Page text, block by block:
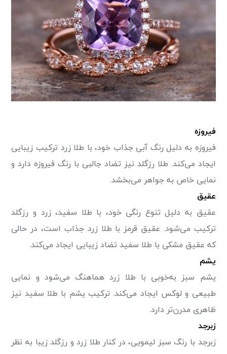
فیروزه
فیروزه به دلیل رنگ آبی جذاب خود، با طلا زرد ترکیب زیبایی
ایجاد می‌کند. طلا رزگلد نیز تضاد جالبی با رنگ فیروزه دارد و
نمایی خاص به جواهر می‌بخشد.
عقیق
عقیق به دلیل تنوع رنگی خود، با طلا سفید، زرد و رزگلد
ترکیب می‌شود. عقیق قرمز با طلا زرد جذاب است، در حالی
که عقیق مشکی با طلا سفید تضاد زیبایی ایجاد می‌کند.
یشم
یشم سبز به‌خوبی با طلا زرد هماهنگ می‌شود و نمایی
طبیعی و لوکس ایجاد می‌کند. ترکیب یشم با طلا سفید نیز
ظاهری مدرن‌تر دارد.
زبرجد
زبرجد با رنگ سبز لیمویی، در کنار طلا زرد و رزگلد زیبا به نظر